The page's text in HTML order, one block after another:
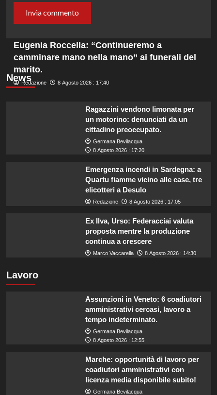
News
Eugenia Roccella: “Continueremo a
camminare mano nella mano” ai funerali del
marito.
Redazione 8 Agosto 2026 : 17:40
Ragazzini vendono limonata per
un motorino: denunciati da un
cittadino preoccupato.
Germana Bevilacqua
8 Agosto 2026 : 17:20
Emergenza incendi in Sardegna: a
Quartu fiamme vicino alle case, tre
elicotteri a Desulo
Redazione 8 Agosto 2026 : 17:05
Ex Ilva, Urso: Federacciai valuta
proposta mentre la produzione
continua a crescere
Marco Vaccarella 8 Agosto 2026 : 14:30
Lavoro
Assunzioni in Veneto: 6 coadiutori
amministrativi cercasi, lavoro a
tempo indeterminato.
Germana Bevilacqua
8 Agosto 2026 : 12:55
Marche: opportunità di lavoro per
coadiutori amministrativi con
licenza media disponibile subito!
Germana Bevilacqua